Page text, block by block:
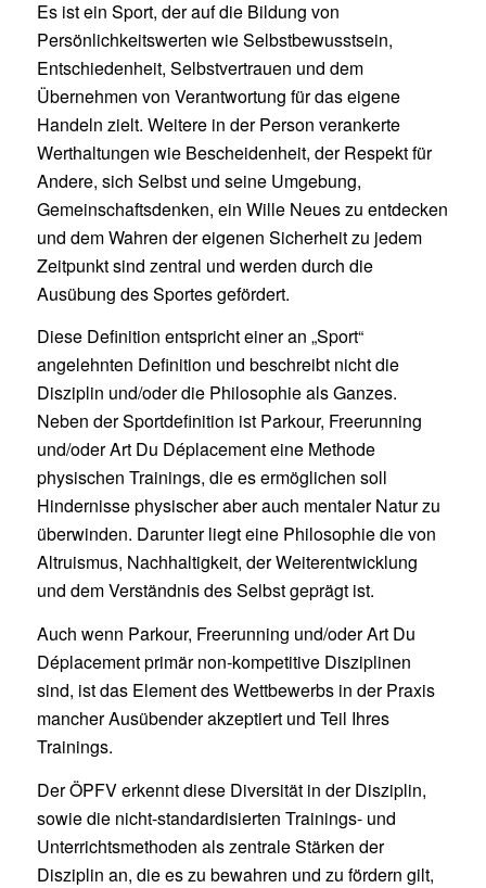
Es ist ein Sport, der auf die Bildung von
Persönlichkeitswerten wie Selbstbewusstsein,
Entschiedenheit, Selbstvertrauen und dem
Übernehmen von Verantwortung für das eigene
Handeln zielt. Weitere in der Person verankerte
Werthaltungen wie Bescheidenheit, der Respekt für
Andere, sich Selbst und seine Umgebung,
Gemeinschaftsdenken, ein Wille Neues zu entdecken
und dem Wahren der eigenen Sicherheit zu jedem
Zeitpunkt sind zentral und werden durch die
Ausübung des Sportes gefördert.
Diese Definition entspricht einer an „Sport“
angelehnten Definition und beschreibt nicht die
Disziplin und/oder die Philosophie als Ganzes.
Neben der Sportdefinition ist Parkour, Freerunning
und/oder Art Du Déplacement eine Methode
physischen Trainings, die es ermöglichen soll
Hindernisse physischer aber auch mentaler Natur zu
überwinden. Darunter liegt eine Philosophie die von
Altruismus, Nachhaltigkeit, der Weiterentwicklung
und dem Verständnis des Selbst geprägt ist.
Auch wenn Parkour, Freerunning und/oder Art Du
Déplacement primär non-kompetitive Disziplinen
sind, ist das Element des Wettbewerbs in der Praxis
mancher Ausübender akzeptiert und Teil Ihres
Trainings.
Der ÖPFV erkennt diese Diversität in der Disziplin,
sowie die nicht-standardisierten Trainings- und
Unterrichtsmethoden als zentrale Stärken der
Disziplin an, die es zu bewahren und zu fördern gilt,